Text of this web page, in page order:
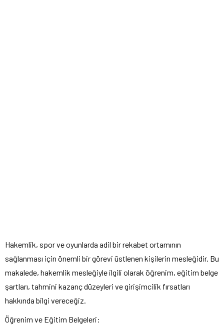
Hakemlik, spor ve oyunlarda adil bir rekabet ortamının
sağlanması için önemli bir görevi üstlenen kişilerin mesleğidir. Bu
makalede, hakemlik mesleğiyle ilgili olarak öğrenim, eğitim belge
şartları, tahmini kazanç düzeyleri ve girişimcilik fırsatları
hakkında bilgi vereceğiz.
Öğrenim ve Eğitim Belgeleri: